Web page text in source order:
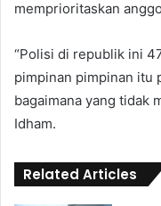
memprioritaskan
“Polisi di republik ini
pimpinan pimpinan itu
bagaimana yang tidak
Idham.
Related Articles